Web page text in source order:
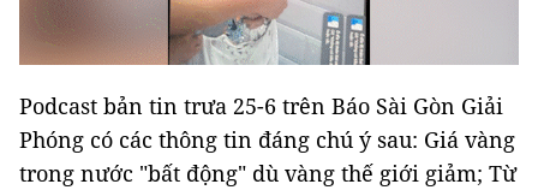
Podcast bản tin trưa 25-6 trên Báo Sài Gòn Giải
Phóng có các thông tin đáng chú ý sau: Giá vàng
trong nước "bất động" dù vàng thế giới giảm; Từ